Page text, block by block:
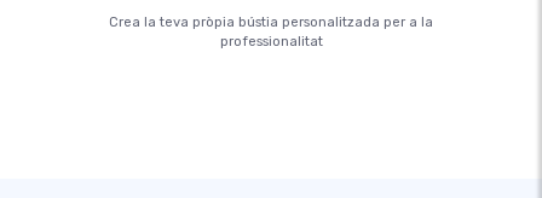
Crea la teva pròpia bústia personalitzada per a la
professionalitat